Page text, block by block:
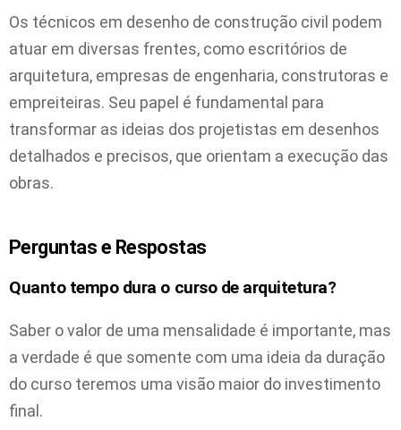
Os técnicos em desenho de construção civil podem
atuar em diversas frentes, como escritórios de
arquitetura, empresas de engenharia, construtoras e
empreiteiras. Seu papel é fundamental para
transformar as ideias dos projetistas em desenhos
detalhados e precisos, que orientam a execução das
obras.
Perguntas e Respostas
Quanto tempo dura o curso de arquitetura?
Saber o valor de uma mensalidade é importante, mas
a verdade é que somente com uma ideia da duração
do curso teremos uma visão maior do investimento
final.